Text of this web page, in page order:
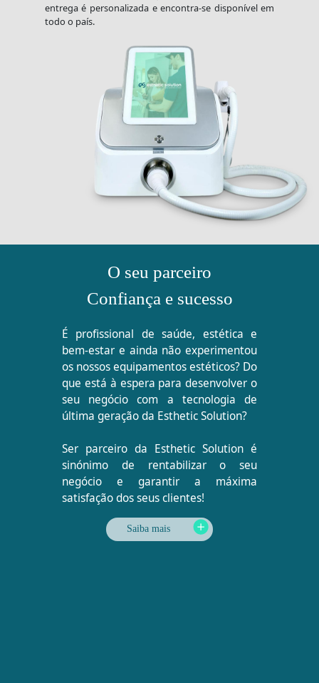
entrega é personalizada e encontra-se disponível em
todo o país.
O seu parceiro
Confiança e sucesso
É profissional de saúde, estética e
bem-estar e ainda não experimentou
os nossos equipamentos estéticos? Do
que está à espera para desenvolver o
seu negócio com a tecnologia de
última geração da Esthetic Solution?
Ser parceiro da Esthetic Solution é
sinónimo de rentabilizar o seu
negócio e garantir a máxima
satisfação dos seus clientes!
Saiba mais